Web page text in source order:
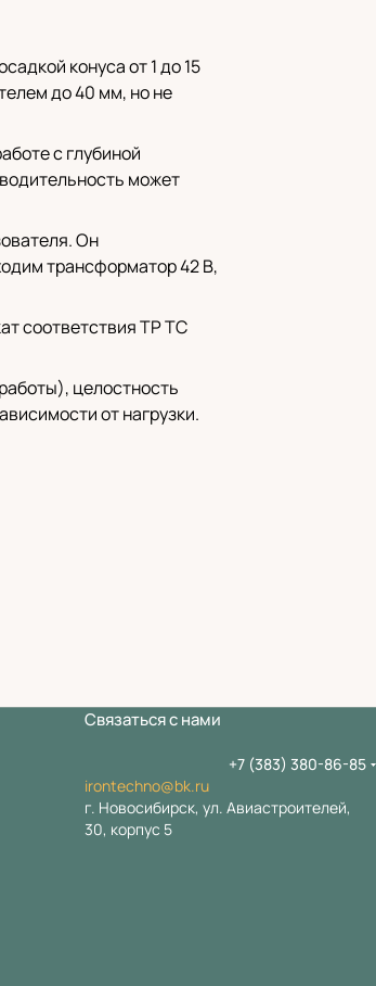
конуса от 1 до 15
до 40 мм, но не
с глубиной
может
Он
трансформатор 42 В,
соответствия ТР ТС
целостность
от нагрузки.
Связаться с нами
+7 (383) 380-86-85
irontechno@bk.ru
г. Новосибирск, ул. Авиастроителей,
30, корпус 5